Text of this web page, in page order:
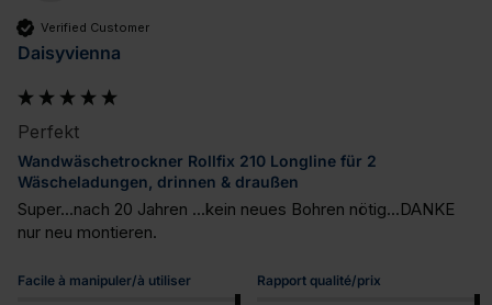
Verified Customer
Daisyvienna
Perfekt
Wandwäschetrockner Rollfix 210 Longline für 2
Wäscheladungen, drinnen & draußen
Super...nach 20 Jahren ...kein neues Bohren nötig...DANKE
nur neu montieren.
Facile à manipuler/à utiliser Rapport qualité/prix